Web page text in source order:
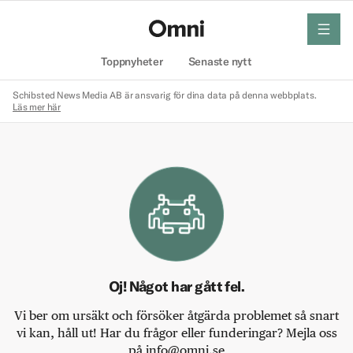
Toppnyheter Senaste nytt
meny
Schibsted News Media AB är ansvarig för dina data på denna webbplats.
Läs mer här
Oj! Något har gått fel.
Vi ber om ursäkt och försöker åtgärda problemet så snart
vi kan, håll ut! Har du frågor eller funderingar? Mejla oss